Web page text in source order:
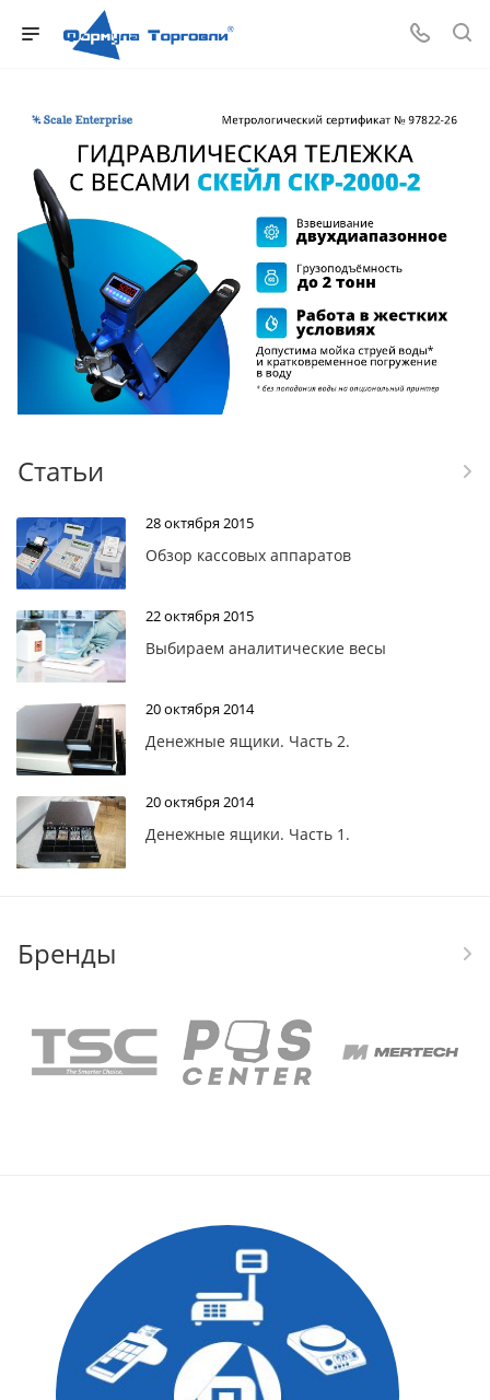
Статьи
28 октября 2015
Обзор кассовых аппаратов
22 октября 2015
Выбираем аналитические весы
20 октября 2014
Денежные ящики. Часть 2.
20 октября 2014
Денежные ящики. Часть 1.
Бренды